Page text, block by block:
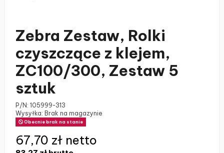
Zebra Zestaw, Rolki
czyszczące z klejem,
ZC100/300, Zestaw 5
sztuk
P/N: 105999-313
Wysyłka: Brak na magazynie
Obecnie brak na stanie
67,70 zł netto